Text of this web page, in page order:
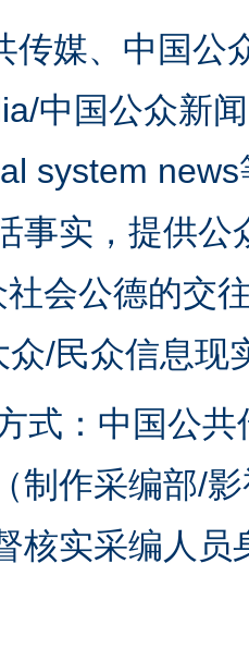
传媒、中国公
中国公众新
system
事实，提供
会公德的交
众/民众信息现
式：中国公共
制作采编部/
核实采编人员
超标问题” 法